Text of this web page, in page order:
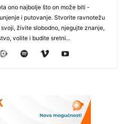
ono najbolje što on može biti -
i putovanje. Stvorite ravnotežu
živite slobodno, njegujte znanje,
volite i budite sretni...